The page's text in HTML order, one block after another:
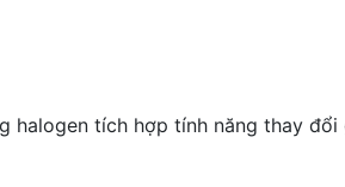
halogen tích hợp tính năng thay